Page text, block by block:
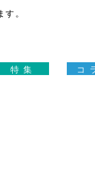
。
特 集 コ